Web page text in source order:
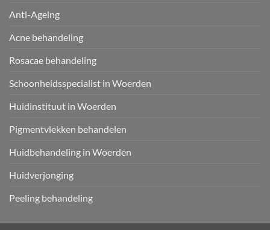
Anti-Ageing
Acne behandeling
Rosacae behandeling
Schoonheidsspecialist in Woerden
Huidinstituut in Woerden
Pigmentvlekken behandelen
Huidbehandeling in Woerden
Huidverjonging
Peeling behandeling